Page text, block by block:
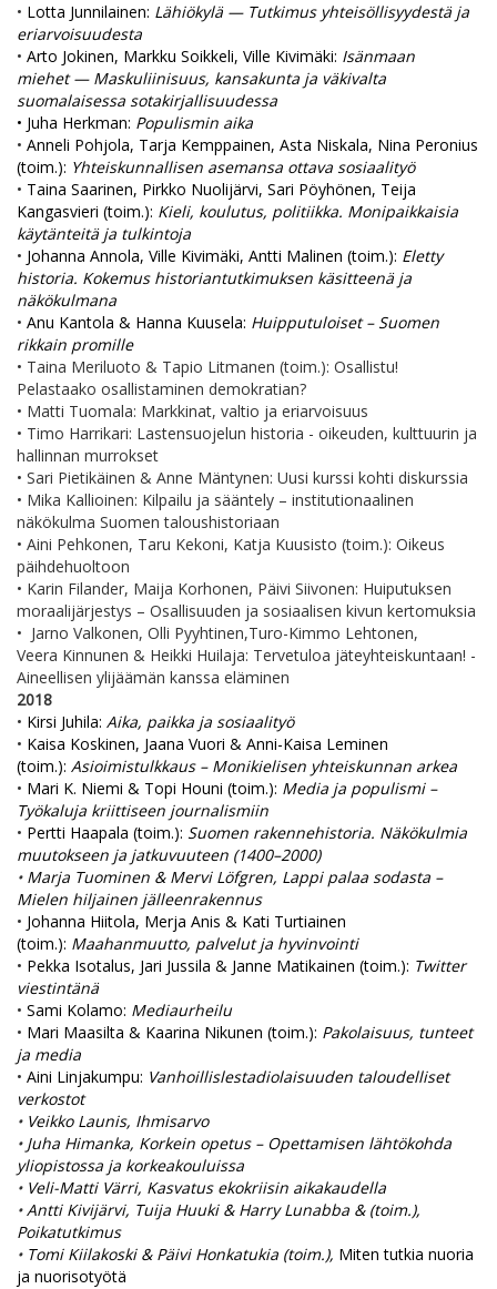
• Lotta Junnilainen: Lähiökylä— Tutkimus yhteisöllisyydestä ja
eriarvoisuudesta
• Arto Jokinen, Markku Soikkeli, Ville Kivimäki: Isänmaan
miehet — Maskuliinisuus, kansakunta ja väkivalta
suomalaisessa sotakirjallisuudessa
• Juha Herkman: Populismin aika
• Anneli Pohjola, Tarja Kemppainen, Asta Niskala, Nina Peronius
(toim.): Yhteiskunnallisen asemansa ottava sosiaalityö
• Taina Saarinen, Pirkko Nuolijärvi, Sari Pöyhönen, Teija
Kangasvieri (toim.): Kieli, koulutus, politiikka. Monipaikkaisia
käytänteitä ja tulkintoja
• Johanna Annola, Ville Kivimäki, Antti Malinen (toim.): Eletty
historia. Kokemus historiantutkimuksen käsitteenä ja
näkökulmana
• Anu Kantola & Hanna Kuusela: Huipputuloiset – Suomen
rikkain promille
• Taina Meriluoto & Tapio Litmanen (toim.): Osallistu!
Pelastaako osallistaminen demokratian?
• Matti Tuomala: Markkinat, valtio ja eriarvoisuus
• Timo Harrikari: Lastensuojelun historia - oikeuden, kulttuurin ja
hallinnan murrokset
• Sari Pietikäinen & Anne Mäntynen: Uusi kurssi kohti diskurssia
• Mika Kallioinen: Kilpailu ja sääntely – institutionaalinen
näkökulma Suomen taloushistoriaan
• Aini Pehkonen, Taru Kekoni, Katja Kuusisto (toim.): Oikeus
päihdehuoltoon
• Karin Filander, Maija Korhonen, Päivi Siivonen: Huiputuksen
moraalijärjestys – Osallisuuden ja sosiaalisen kivun kertomuksia
• Jarno Valkonen, Olli Pyyhtinen,Turo-Kimmo Lehtonen,
Veera Kinnunen & Heikki Huilaja: Tervetuloa jäteyhteiskuntaan! -
Aineellisen ylijäämän kanssa eläminen
2018
• Kirsi Juhila: Aika, paikka ja sosiaalityö
• Kaisa Koskinen, Jaana Vuori & Anni-Kaisa Leminen
(toim.): Asioimistulkkaus – Monikielisen yhteiskunnan arkea
• Mari K. Niemi & Topi Houni (toim.): Media ja populismi –
Työkaluja kriittiseen journalismiin
• Pertti Haapala (toim.): Suomen rakennehistoria. Näkökulmia
muutokseen ja jatkuvuuteen (1400–2000)
• Marja Tuominen & Mervi Löfgren, Lappi palaa sodasta –
Mielen hiljainen jälleenrakennus
• Johanna Hiitola, Merja Anis & Kati Turtiainen
(toim.): Maahanmuutto, palvelut ja hyvinvointi
• Pekka Isotalus, Jari Jussila & Janne Matikainen (toim.): Twitter
viestintänä
• Sami Kolamo: Mediaurheilu
• Mari Maasilta & Kaarina Nikunen (toim.): Pakolaisuus, tunteet
ja media
• Aini Linjakumpu: Vanhoillislestadiolaisuuden taloudelliset
verkostot
• Veikko Launis, Ihmisarvo
• Juha Himanka, Korkein opetus – Opettamisen lähtökohda
yliopistossa ja korkeakouluissa
• Veli-Matti Värri, Kasvatus ekokriisin aikakaudella
•Antti Kivijärvi, Tuija Huuki & Harry Lunabba & (toim.),
Poikatutkimus
• Tomi Kiilakoski & Päivi Honkatukia (toim.), Miten tutkia nuoria
ja nuorisotyötä